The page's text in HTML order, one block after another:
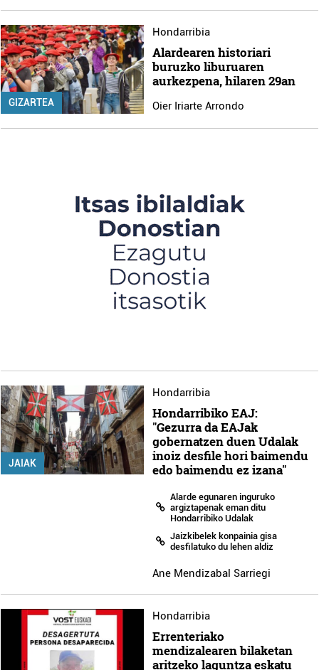
GIZARTEA
Hondarribia
Alardearen historiari
buruzko liburuaren
aurkezpena, hilaren 29an
Oier Iriarte Arrondo
JAIAK
Hondarribia
Hondarribiko EAJ:
"Gezurra da EAJak
gobernatzen duen Udalak
inoiz desfile hori baimendu
edo baimendu ez izana"
Alarde egunaren inguruko
argiztapenak eman ditu
Hondarribiko Udalak
Jaizkibelek konpainia gisa
desfilatuko du lehen aldiz
Ane Mendizabal Sarriegi
Hondarribia
Errenteriako
mendizalearen bilaketan
aritzeko laguntza eskatu